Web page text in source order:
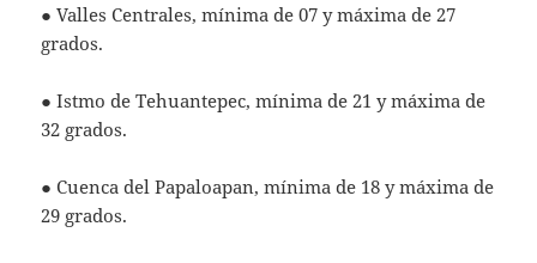
● Valles Centrales, mínima de 07 y máxima de 27
grados.
● Istmo de Tehuantepec, mínima de 21 y máxima de
32 grados.
● Cuenca del Papaloapan, mínima de 18 y máxima de
29 grados.